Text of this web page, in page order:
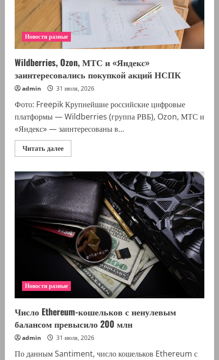
Новости разные
Wildberries, Ozon, МТС и «Яндекс»
заинтересовались покупкой акций НСПК
admin 31 июля, 2026
Фото: Freepik Крупнейшие российские цифровые
платформы — Wildberries (группа РВБ), Ozon, МТС и
«Яндекс» — заинтересованы в...
Читать далееПрочитать
больше
Ozon,
МТС
и
«Яндекс»
заинтересовались
покупкой
акций
НСПК
Новости разные
Число Ethereum-кошельков с ненулевым
балансом превысило 200 млн
admin 31 июля, 2026
По данным Santiment, число кошельков Ethereum с